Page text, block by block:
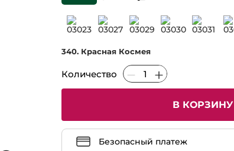
340. Красная Космея
Количество
В КОРЗИНУ
Безопасный платеж